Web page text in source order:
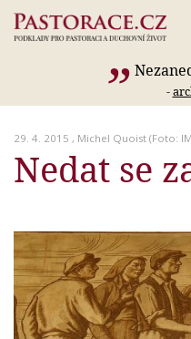
-
29. 4. 2015 , Michel Quoist (Foto:
Nedat se